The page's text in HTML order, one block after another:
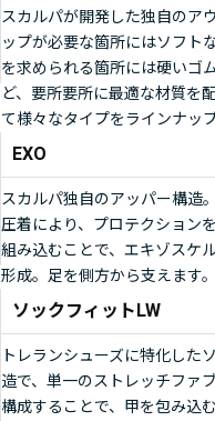
スカルパが開発した独自のア
ップが必要な箇所にはソフト
を求められる箇所には硬いゴ
ど、要所要所に最適な材質を
て様々なタイプをラインナップ
EXO
スカルパ独自のアッパー構造
圧着により、プロテクション
組み込むことで、エキゾスケ
形成。足を側方から支えます。
ソックフィットLW
トレランシューズに特化した
造で、単一のストレッチファ
構成することで、甲を包み込